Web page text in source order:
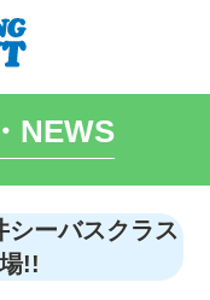
NEWS
シーバスクラス
!!